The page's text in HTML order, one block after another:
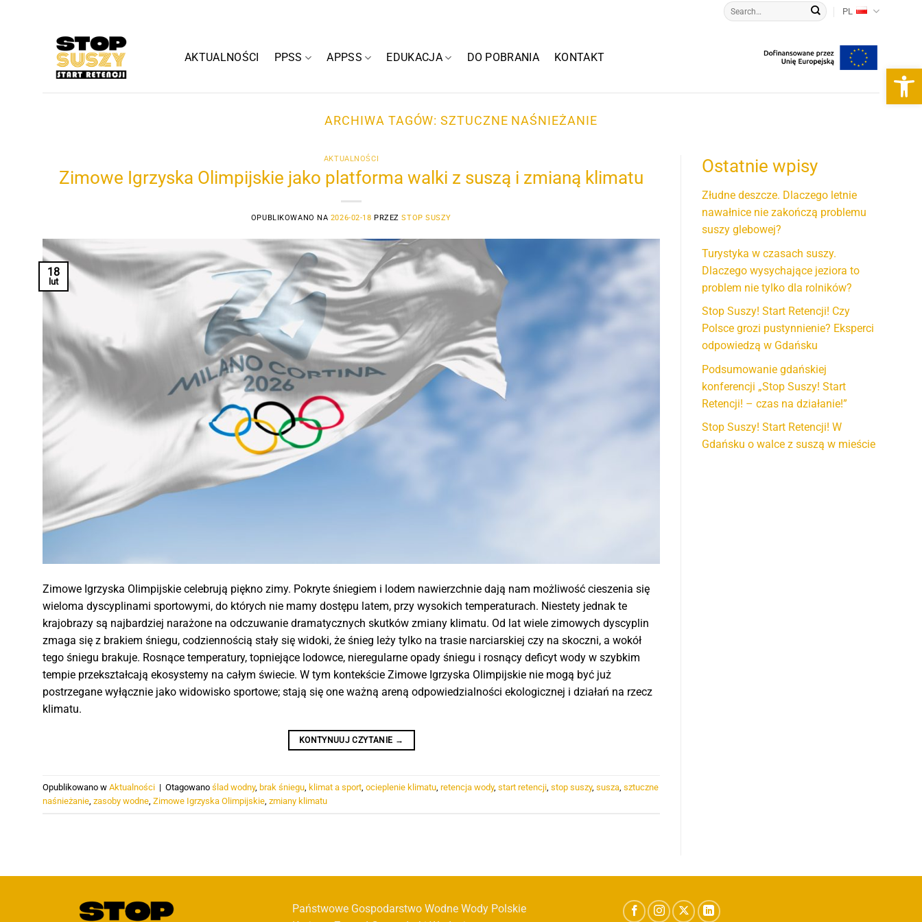
PL
AKTUALNOŚCI PPSS APPSS EDUKACJA DO POBRANIA KONTAKT
ARCHIWA TAGÓW:SZTUCZNE NAŚNIEŻANIE
AKTUALNOŚCI
Zimowe Igrzyska Olimpijskie jako platforma walki z suszą i zmianą klimatu
OPUBLIKOWANO NA 2026-02-18 PRZEZSTOP SUSZY
18
lut
Zimowe Igrzyska Olimpijskie celebrują piękno zimy. Pokryte śniegiem i lodem nawierzchnie dają nam możliwość cieszenia się
wieloma dyscyplinami sportowymi, do których nie mamy dostępu latem, przy wysokich temperaturach. Niestety jednak te
krajobrazy są najbardziej narażone na odczuwanie dramatycznych skutków zmiany klimatu. Od lat wiele zimowych dyscyplin
zmaga się z brakiem śniegu, codziennością stały się widoki, że śnieg leży tylko na trasie narciarskiej czy na skoczni, a wokół
tego śniegu brakuje. Rosnące temperatury, topniejące lodowce, nieregularne opady śniegu i rosnący deficyt wody w szybkim
tempie przekształcają ekosystemy na całym świecie. W tym kontekście Zimowe Igrzyska Olimpijskie nie mogą być już
postrzegane wyłącznie jako widowisko sportowe; stają się one ważną areną odpowiedzialności ekologicznej i działań na rzecz
klimatu.
KONTYNUUJ CZYTANIE →
Opublikowano w Aktualności | Otagowano ślad wodny, brak śniegu klimat a sport ocieplenie klimatu retencja wody, start retencji stop suszy, susza sztuczne
naśnieżanie zasoby wodne Zimowe Igrzyska Olimpijskie zmiany klimatu
Ostatnie wpisy
Złudne deszcze. Dlaczego letnie
nawałnice nie zakończą problemu
suszy glebowej?
Turystyka w czasach suszy.
Dlaczego wysychające jeziora to
problem nie tylko dla rolników?
Stop Suszy! Start Retencji! Czy
Polsce grozi pustynnienie? Eksperci
odpowiedzą w Gdańsku
Podsumowanie gdańskiej
konferencji „Stop Suszy! Start
Retencji! – czas na działanie!”
Stop Suszy! Start Retencji! W
Gdańsku o walce z suszą w mieście
Państwowe Gospodarstwo Wodne Wody Polskie